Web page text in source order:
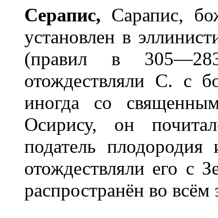
Серапис, Сарапис,
установлен в
(правил в
отождествляли С. с
иногда со
Осирису, он
податель плодородия
отождествляли его с
распространён во